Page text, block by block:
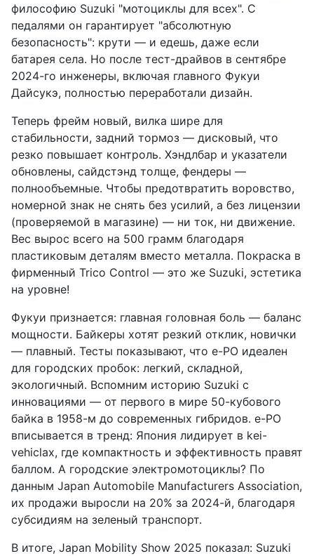
философию Suzuki "мотоциклы для всех". С
педалями он гарантирует "абсолютную
безопасность": крути — и едешь, даже если
батарея села. Но после тест-драйвов в сентябре
2024-го инженеры, включая главного Фукуи
Дайсукэ, полностью переработали дизайн.
Теперь фрейм новый, вилка шире для
стабильности, задний тормоз — дисковый, что
резко повышает контроль. Хэндлбар и указатели
обновлены, сайдстэнд толще, фендеры —
полнообъемные. Чтобы предотвратить воровство,
номерной знак не снять без усилий, а без лицензии
(проверяемой в магазине) — ни ток, ни движение.
Вес вырос всего на 500 грамм благодаря
пластиковым деталям вместо металла. Покраска в
фирменный Trico Control — это же Suzuki, эстетика
на уровне!
Фукуи признается: главная головная боль — баланс
мощности. Байкеры хотят резкий отклик, новички
— плавный. Тесты показывают, что e-PO идеален
для городских пробок: легкий, складной,
экологичный. Вспомним историю Suzuki с
инновациями — от первого в мире 50-кубового
байка в 1958-м до современных гибридов. e-PO
вписывается в тренд: Япония лидирует в kei-
vehiclах, где компактность и эффективность правят
баллом. А городские электромотоциклы? По
данным Japan Automobile Manufacturers Association,
их продажи выросли на 20% за 2024-й, благодаря
субсидиям на зеленый транспорт.
В итоге, Japan Mobility Show 2025 показал: Suzuki